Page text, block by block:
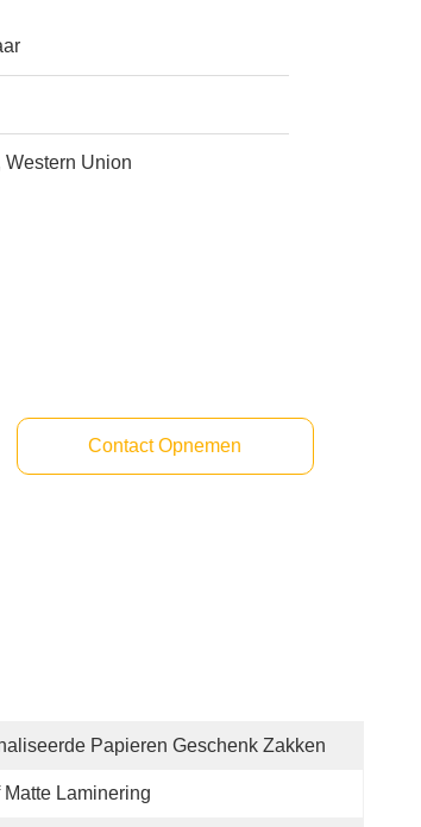
Western Union
Contact Opnemen
Papieren Geschenk Zakken
Matte Laminering